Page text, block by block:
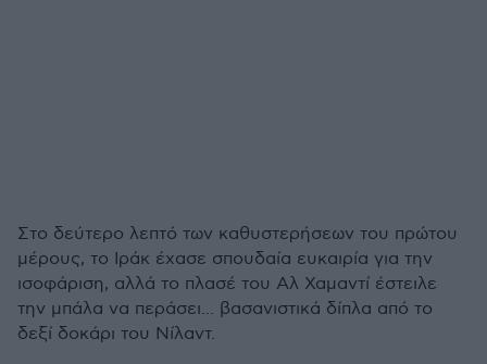
Στο δεύτερο λεπτό των καθυστερήσεων του πρώτου
μέρους, το Ιράκ έχασε σπουδαία ευκαιρία για την
ισοφάριση, αλλά το πλασέ του Αλ Χαμαντί έστειλε
την μπάλα να περάσει... βασανιστικά δίπλα από το
δεξί δοκάρι του Νίλαντ.